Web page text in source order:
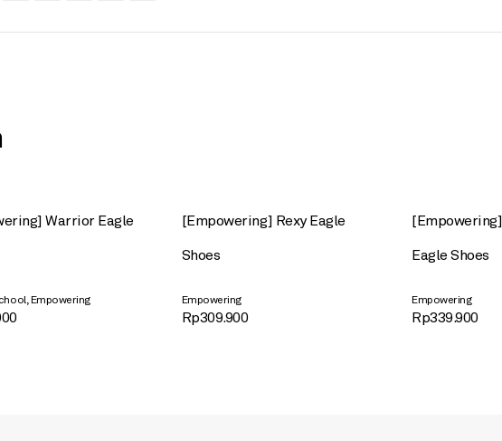
Warrior Eagle
Empowering
[Empowering] Rexy Eagle
Shoes
Empowering
Rp309.900
Eagle Shoes
Empowering
Rp339.900